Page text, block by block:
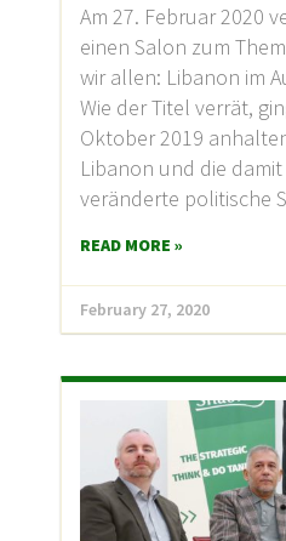
Am 27. Februar 2020
einen Salon zum
wir allen: Libanon im
Wie der Titel verrät,
Oktober 2019
Libanon und die
veränderte politische
READ MORE »
February 27, 2020